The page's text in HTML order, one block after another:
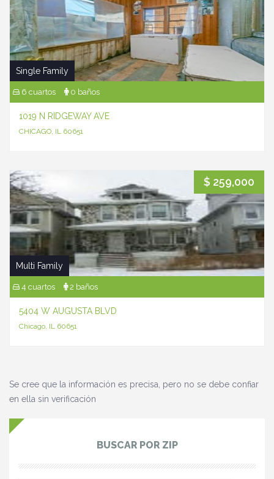
Single Family
6 cuartos 0 baños
1019 N RIDGEWAY AVE
CHICAGO, IL 60651
$ 259,000
Multi Family
4 cuartos 2 baños
5404 W AUGUSTA BLVD
Chicago, IL 60651
Se cree que la información es precisa, pero no se debe confiar
en ella sin verificación
BUSCAR POR ZIP